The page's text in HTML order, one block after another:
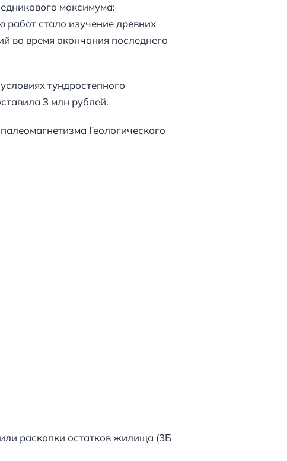
максимума:
стало изучение древних
во время окончания последнего
тундростепного
3 млн рублей.
Геологического
раскопки остатков жилища (3Б